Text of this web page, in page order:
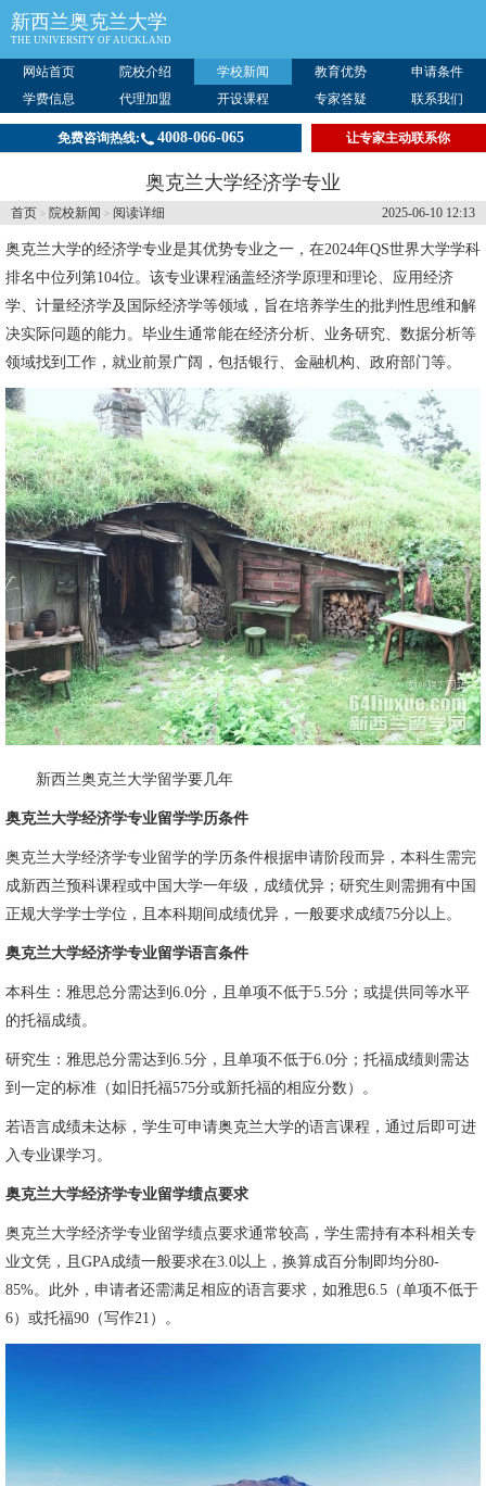
新西兰奥克兰大学
THE UNIVERSITY OF AUCKLAND
网站首页 院校介绍 学校新闻 教育优势
申请条件
学费信息
代理加盟 开设课程 专家答疑 联系我们
免费咨询热线: 4008-066-065 让专家主动联系你
奥克兰大学经济学专业
2025-06-10 12:13
首页 > 院校新闻 > 阅读详细
奥克兰大学的经济学专业是其优势专业之一，在2024年QS世界大学学科
排名中位列第104位。该专业课程涵盖经济学原理和理论、应用经济
学、计量经济学及国际经济学等领域，旨在培养学生的批判性思维和解
决实际问题的能力。毕业生通常能在经济分析、业务研究、数据分析等
领域找到工作，就业前景广阔，包括银行、金融机构、政府部门等。
新西兰奥克兰大学留学要几年
奥克兰大学经济学专业留学学历条件
奥克兰大学经济学专业留学的学历条件根据申请阶段而异，本科生需完
成新西兰预科课程或中国大学一年级，成绩优异；研究生则需拥有中国
正规大学学士学位，且本科期间成绩优异，一般要求成绩75分以上。
奥克兰大学经济学专业留学语言条件
本科生：雅思总分需达到6.0分，且单项不低于5.5分；或提供同等水平
的托福成绩。
研究生：雅思总分需达到6.5分，且单项不低于6.0分；托福成绩则需达
到一定的标准（如旧托福575分或新托福的相应分数）。
若语言成绩未达标，学生可申请奥克兰大学的语言课程，通过后即可进
入专业课学习。
奥克兰大学经济学专业留学绩点要求
奥克兰大学经济学专业留学绩点要求通常较高，学生需持有本科相关专
业文凭，且GPA成绩一般要求在3.0以上，换算成百分制即均分80-
85%。此外，申请者还需满足相应的语言要求，如雅思6.5（单项不低于
6）或托福90（写作21）。